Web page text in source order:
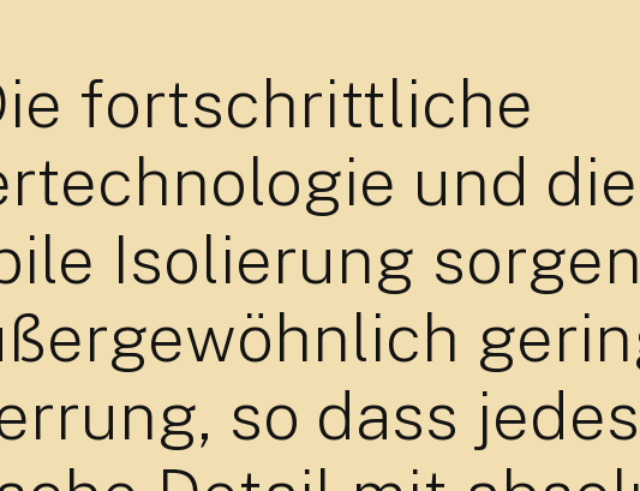
fortschrittliche
und die
Isolierung
so dass jedes